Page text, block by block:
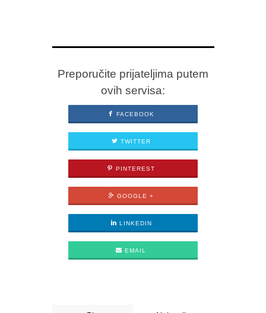
Preporučite prijateljima putem
ovih servisa:
FACEBOOK
TWITTER
PINTEREST
GOOGLE +
LINKEDIN
EMAIL